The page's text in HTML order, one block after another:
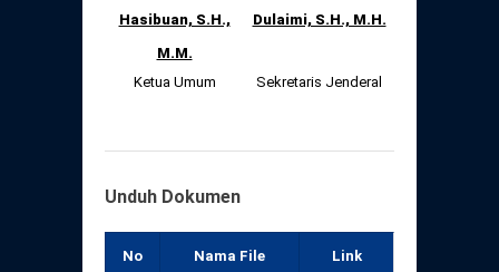
Hasibuan, S.H.,
M.M.
Dulaimi, S.H., M.H.
Ketua Umum Sekretaris Jenderal
Unduh Dokumen
No Nama File
Link